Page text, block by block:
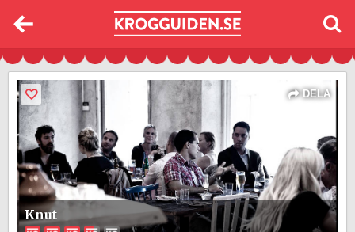
Knut
DELA